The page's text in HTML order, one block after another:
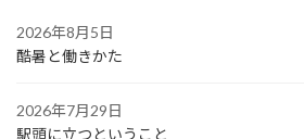
2026年8月5日
酷暑と働きかた
2026年7月29日
駅頭に立つということ